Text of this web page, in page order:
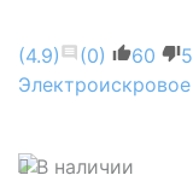
(4.9) (0) 60
5
В наличии